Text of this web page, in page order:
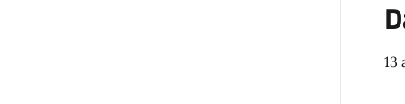
13